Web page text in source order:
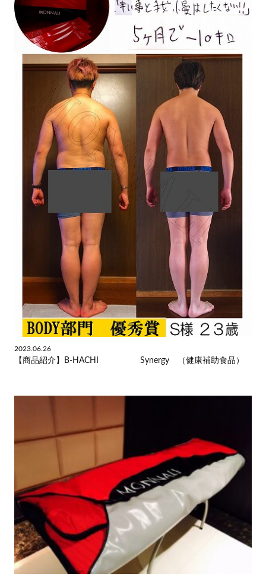
2023.06.26
【商品紹介】B-HACHI Synergy （健康補助食品）